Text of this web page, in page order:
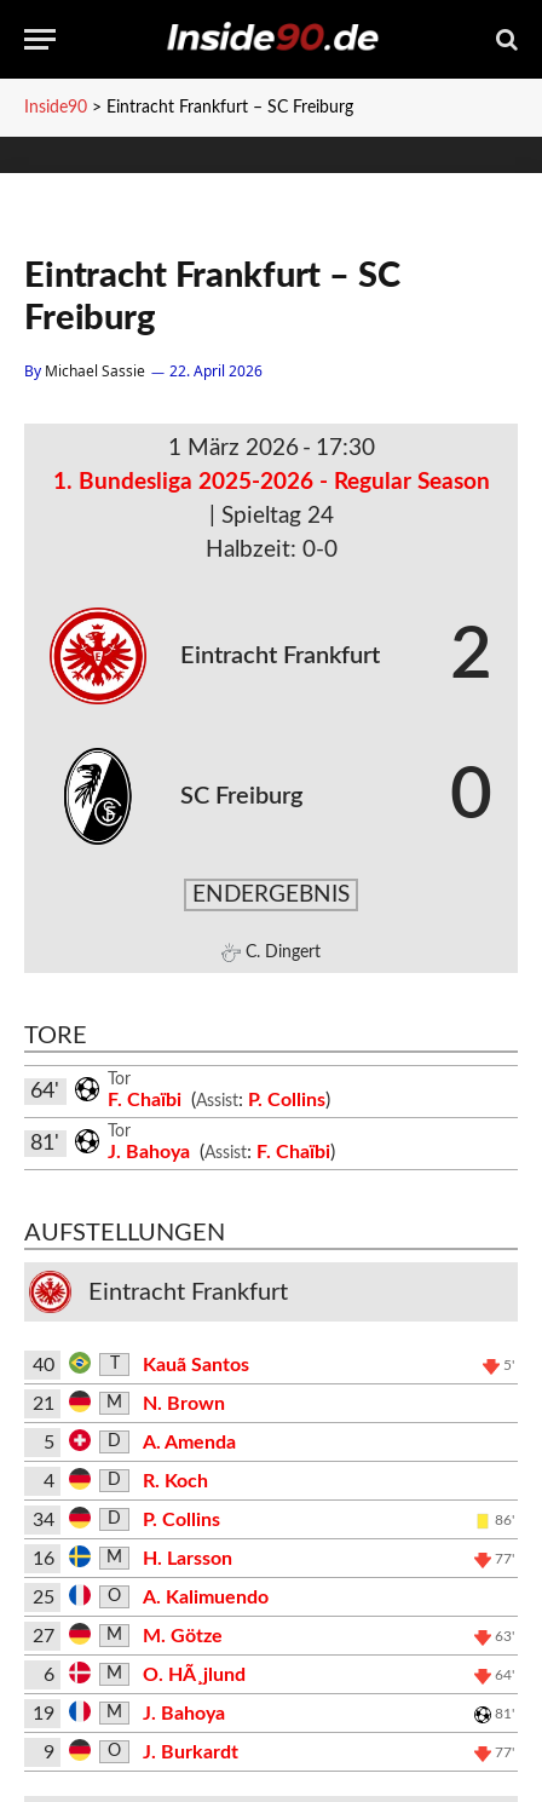
Inside90 > Eintracht Frankfurt – SC Freiburg
Eintracht Frankfurt – SC
Freiburg
By Michael Sassie 22. April 2026
1 März 2026 - 17:30
1. Bundesliga 2025-2026 - Regular Season
| Spieltag 24
Halbzeit: 0-0
Eintracht Frankfurt 2
SC Freiburg 0
ENDERGEBNIS
C. Dingert
TORE
Tor
F. Chaïbi (Assist: P. Collins)
64'
Tor
J. Bahoya (Assist: F. Chaïbi)
81'
AUFSTELLUNGEN
Eintracht Frankfurt
40 Kauã Santos 5'
21 M
N. Brown
5
D
A. Amenda
4
D
R. Koch
34
D P. Collins 86'
16 M H. Larsson 77'
25 O
A. Kalimuendo
27
M M. Götze 63'
6 M O. HÃ¸jlund 64'
19 M J. Bahoya 81'
9 O J. Burkardt 77'